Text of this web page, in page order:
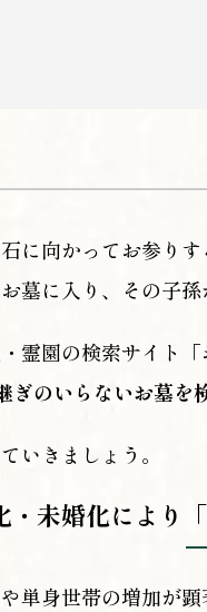
に向かってお参り
に入り、その子
霊園の検索サイト
のいらないお墓を
いきましょう。
・未婚化により
単身世帯の増加が顕